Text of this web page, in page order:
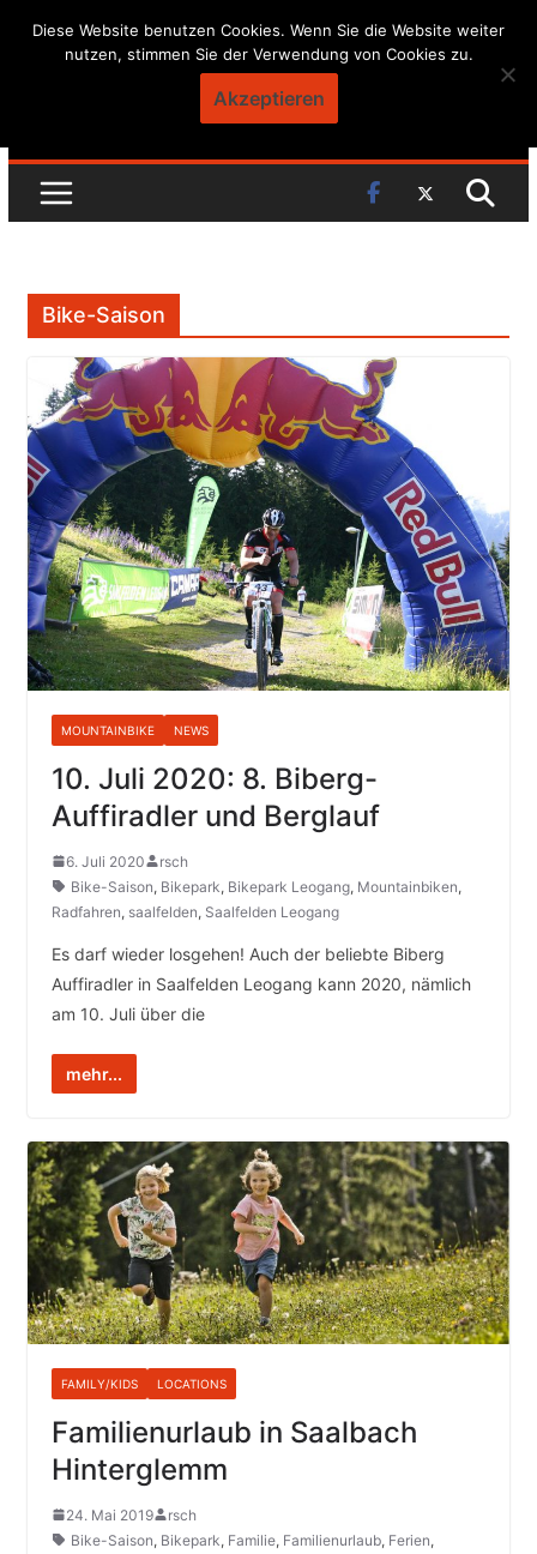
Skip
Bike-Saison
MOUNTAINBIKE NEWS
10. Juli 2020: 8. Biberg-
Auffiradler und Berglauf
6. Juli 2020
rsch
Bike-Saison, Bikepark, Bikepark Leogang, Mountainbiken,
Radfahren, saalfelden, Saalfelden Leogang
Es darf wieder losgehen! Auch der beliebte Biberg
Auffiradler in Saalfelden Leogang kann 2020, nämlich
am 10. Juli über die
mehr...
FAMILY/KIDS LOCATIONS
Familienurlaub in Saalbach
Hinterglemm
24. Mai 2019
rsch
Bike-Saison, Bikepark, Familie, Familienurlaub, Ferien,
Diese Website benutzen Cookies. Wenn Sie die Website weiter
nutzen, stimmen Sie der Verwendung von Cookies zu.
Akzeptieren